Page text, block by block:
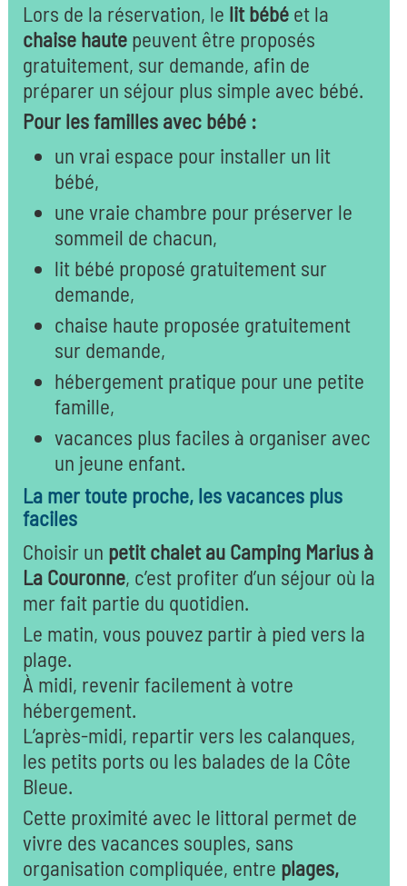
Lors de la réservation, le lit bébé et la
chaise haute peuvent être proposés
gratuitement, sur demande, afin de
préparer un séjour plus simple avec bébé.
Pour les familles avec bébé :
un vrai espace pour installer un lit
bébé,
une vraie chambre pour préserver le
sommeil de chacun,
lit bébé proposé gratuitement sur
demande,
chaise haute proposée gratuitement
sur demande,
hébergement pratique pour une petite
famille,
vacances plus faciles à organiser avec
un jeune enfant.
La mer toute proche, les vacances plus
faciles
Choisir un petit chalet au Camping Marius à
La Couronne, c’est profiter d’un séjour où la
mer fait partie du quotidien.
Le matin, vous pouvez partir à pied vers la
plage.
À midi, revenir facilement à votre
hébergement.
L’après-midi, repartir vers les calanques,
les petits ports ou les balades de la Côte
Bleue.
Cette proximité avec le littoral permet de
vivre des vacances souples, sans
organisation compliquée, entre plages,